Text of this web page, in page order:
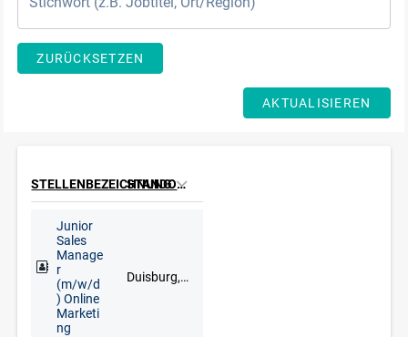
ZURÜCKSETZEN
AKTUALISIEREN
STELLENBEZEICHNUNG STANDORT
Junior
Sales
Manage
r
(m/w/d
) Online
Marketi
ng
Duisburg, Düsseldorf, Goch, Kleve, Krefeld, Meerbusch, Remscheid, Solingen, Wuppertal